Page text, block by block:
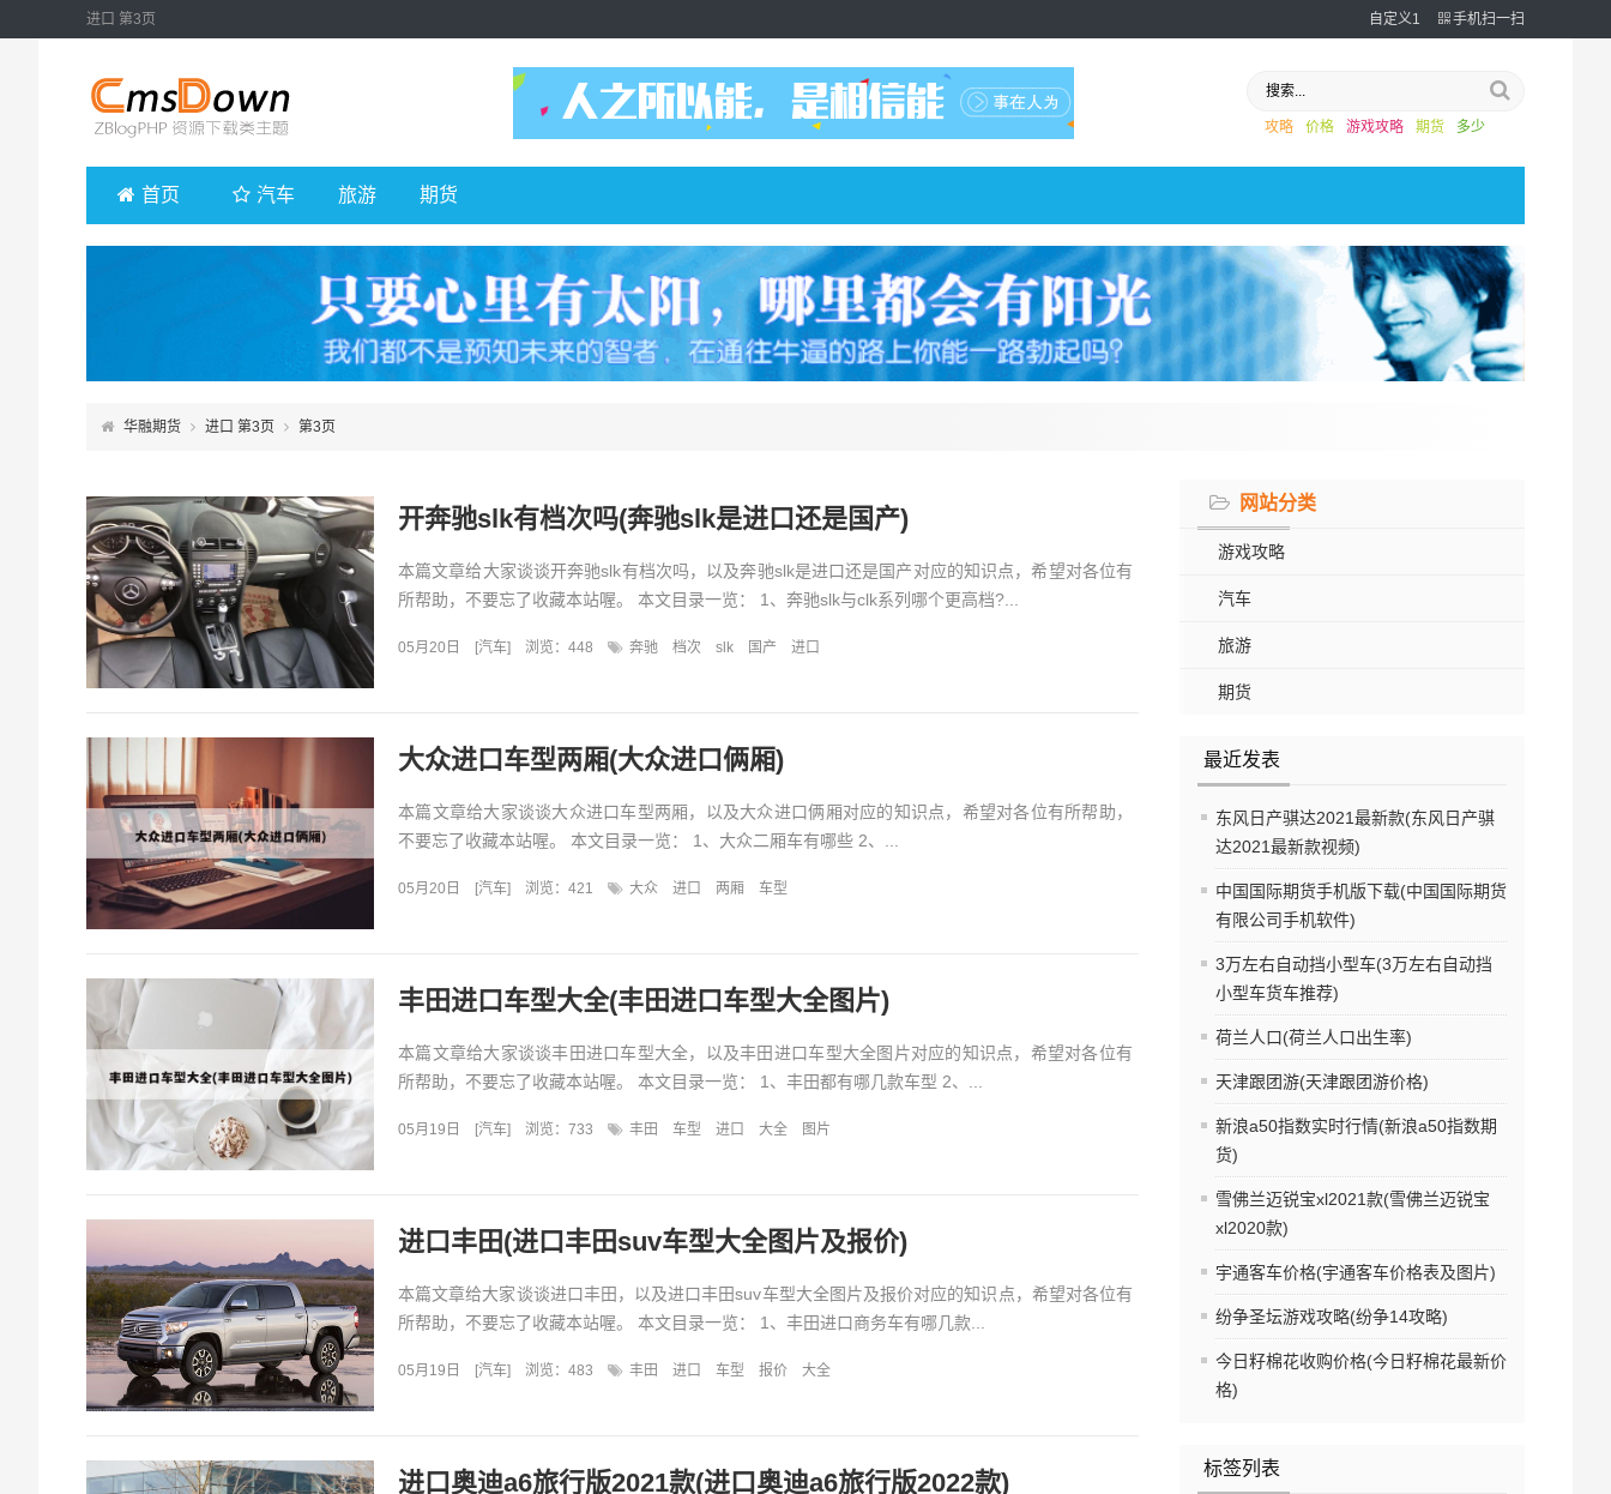
进口 第3页 自定义1 手机扫一扫
攻略 价格 游戏攻略 期货 多少
首页 汽车 旅游 期货
华融期货 进口 第3页 第3页
网站分类
游戏攻略
汽车
旅游
期货
最近发表
东风日产骐达2021最新款(东风日产骐
达2021最新款视频)
中国国际期货手机版下载(中国国际期货
有限公司手机软件)
3万左右自动挡小型车(3万左右自动挡
小型车货车推荐)
荷兰人口(荷兰人口出生率)
天津跟团游(天津跟团游价格)
新浪a50指数实时行情(新浪a50指数期
货)
雪佛兰迈锐宝xl2021款(雪佛兰迈锐宝
xl2020款)
宇通客车价格(宇通客车价格表及图片)
纷争圣坛游戏攻略(纷争14攻略)
今日籽棉花收购价格(今日籽棉花最新价
格)
标签列表
开奔驰slk有档次吗(奔驰slk是进口还是国产)
本篇文章给大家谈谈开奔驰slk有档次吗，以及奔驰slk是进口还是国产对应的知识点，希望对各位有
所帮助，不要忘了收藏本站喔。 本文目录一览： 1、奔驰slk与clk系列哪个更高档?...
05月20日 [汽车] 浏览：448 奔驰 档次 slk 国产 进口
大众进口车型两厢(大众进口俩厢)
本篇文章给大家谈谈大众进口车型两厢，以及大众进口俩厢对应的知识点，希望对各位有所帮助，
不要忘了收藏本站喔。 本文目录一览： 1、大众二厢车有哪些 2、...
05月20日 [汽车] 浏览：421 大众 进口 两厢 车型
丰田进口车型大全(丰田进口车型大全图片)
本篇文章给大家谈谈丰田进口车型大全，以及丰田进口车型大全图片对应的知识点，希望对各位有
所帮助，不要忘了收藏本站喔。 本文目录一览： 1、丰田都有哪几款车型 2、...
05月19日 [汽车] 浏览：733 丰田 车型 进口 大全 图片
进口丰田(进口丰田suv车型大全图片及报价)
本篇文章给大家谈谈进口丰田，以及进口丰田suv车型大全图片及报价对应的知识点，希望对各位有
所帮助，不要忘了收藏本站喔。 本文目录一览： 1、丰田进口商务车有哪几款...
05月19日 [汽车] 浏览：483 丰田 进口 车型 报价 大全
进口奥迪a6旅行版2021款(进口奥迪a6旅行版2022款)